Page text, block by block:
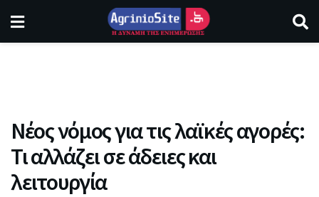
Νέος νόμος για τις λαϊκές αγορές:
Τι αλλάζει σε άδειες και
λειτουργία